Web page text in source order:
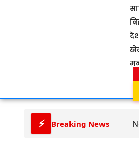
⚡ Breaking News